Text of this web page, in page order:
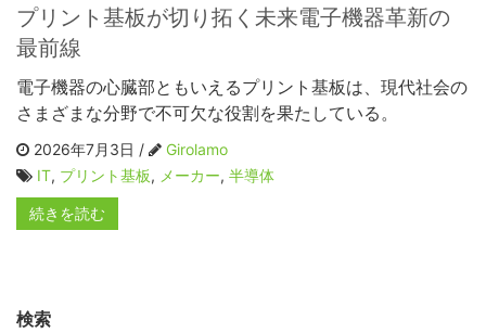
プリント基板が切り拓く未来電子機器革新の
最前線
電子機器の心臓部ともいえるプリント基板は、現代社会の
さまざまな分野で不可欠な役割を果たしている。
2026年7月3日 /
Girolamo
IT, プリント基板, メーカー, 半導体
続きを読む
検索